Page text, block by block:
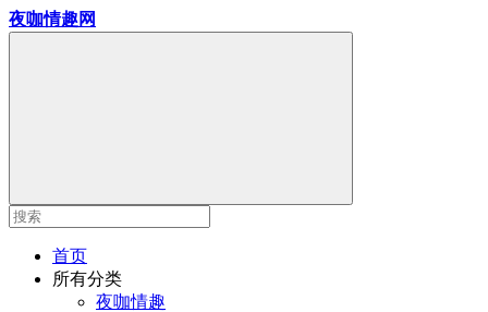
夜咖情趣网
首页
所有分类
夜咖情趣